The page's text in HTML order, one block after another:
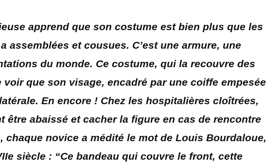
apprend que son costume est bien plus que les
assemblées et cousues. C’est une armure, une
du monde. Ce costume, qui la recouvre des
que son visage, encadré par une coiffe empesée
En encore ! Chez les hospitalières cloîtrées,
être abaissé et cacher la figure en cas de rencontre
chaque novice a médité le mot de Louis Bourdaloue,
siècle : “Ce bandeau qui couvre le front, cette